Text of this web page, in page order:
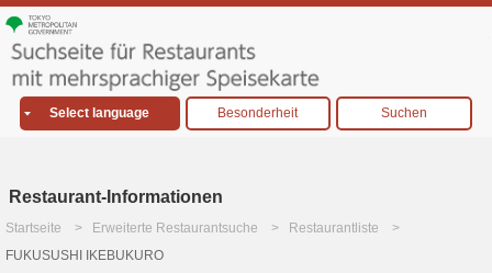
Select language Besonderheit Suchen
Restaurant-Informationen
Startseite Erweiterte Restaurantsuche
Restaurantliste
FUKUSUSHI IKEBUKURO